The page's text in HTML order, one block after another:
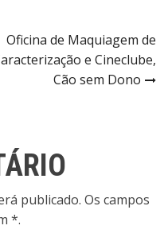
Oficina de Maquiagem de
e Cineclube,
Cão sem Dono
publicado. Os campos
*.